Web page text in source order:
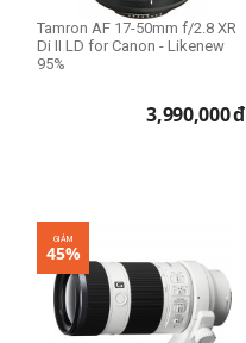
Size 72mm
Size 77mm
Size 95mm
Lens dùng cho
Tamron AF 17-50mm f/2.8 XR
Di II LD for Canon - Likenew
95%
3,990,000đ
GIẢM
45%